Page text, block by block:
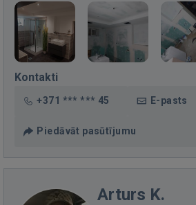
Kontakti
+371 *** *** 45 E-pasts
Piedāvāt pasūtījumu
Arturs K.